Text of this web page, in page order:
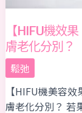
【HIFU機效
膚老化分別？
鬆弛
【HIFU機美容
膚老化分別？ 若
原
去
皺
紋、
抗
皮
膚